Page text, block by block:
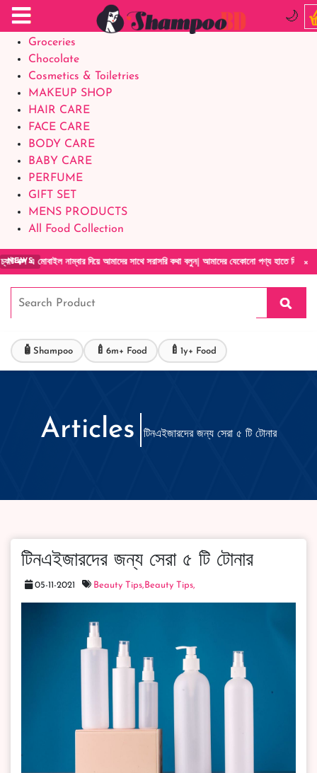
Food Supplements
Baby Foods
Groceries
Chocolate
Cosmetics & Toiletries
MAKEUP SHOP
HAIR CARE
FACE CARE
BODY CARE
BABY CARE
PERFUME
GIFT SET
MENS PRODUCTS
All Food Collection
×
NEWSআমাদের সাথে সরাসরি কথা বলুন| আমাদের যেকোনো পণ্য হাতে নিয়ে দেখে টাকা দিবেন
🌙
🧴 Shampoo 🍼 6m+ Food 🍼 1y+ Food
Articles টিনএইজারদের জন্য সেরা ৫ টি টোনার
টিনএইজারদের জন্য সেরা ৫ টি টোনার
05-11-2021 Beauty Tips, Beauty Tips,